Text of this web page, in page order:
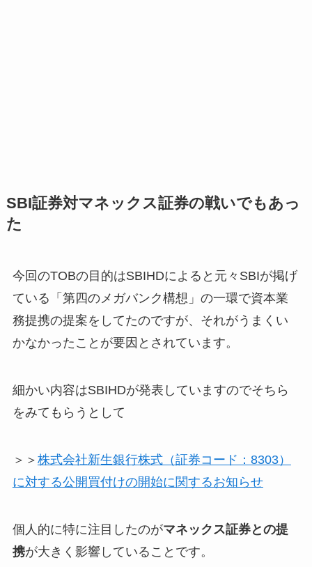
SBI証券対マネックス証券の戦いでもあっ
た
今回のTOBの目的はSBIHDによると元々SBIが掲げ
ている「第四のメガバンク構想」の一環で資本業
務提携の提案をしてたのですが、それがうまくい
かなかったことが要因とされています。
細かい内容はSBIHDが発表していますのでそちら
をみてもらうとして
＞＞ 株式会社新生銀行株式（証券コード：8303）
に対する公開買付けの開始に関するお知らせ
個人的に特に注目したのがマネックス証券との提
携が大きく影響していることです。